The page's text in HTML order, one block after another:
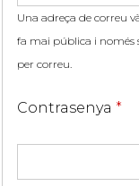
Una adreça de correu
fa mai pública i només
per correu.
Contrasenya *